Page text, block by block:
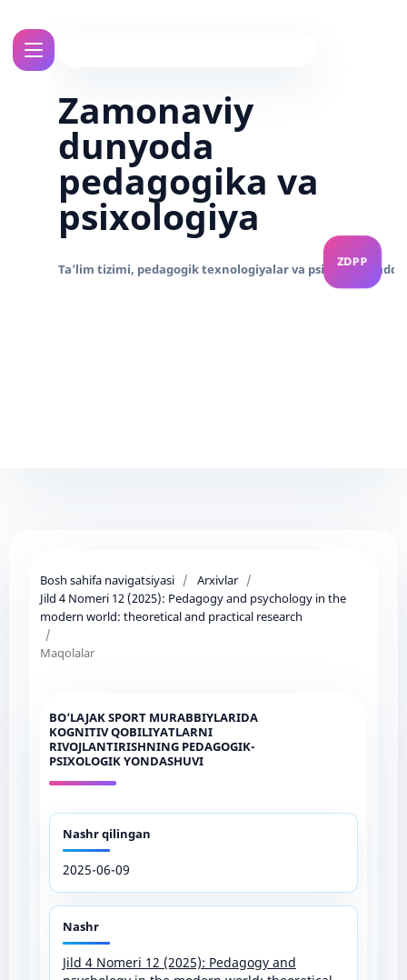
Zamonaviy
dunyoda
pedagogika va
psixologiya
Bosh sahifa navigatsiyasi / Arxivlar /
Jild 4 Nomeri 12 (2025): Pedagogy and psychology in the
modern world: theoretical and practical research
/
Maqolalar
BO‘LAJAK SPORT MURABBIYLARIDA
KOGNITIV QOBILIYATLARNI
RIVOJLANTIRISHNING PEDAGOGIK-
PSIXOLOGIK YONDASHUVI
Nashr qilingan
2025-06-09
Nashr
Jild 4 Nomeri 12 (2025): Pedagogy and